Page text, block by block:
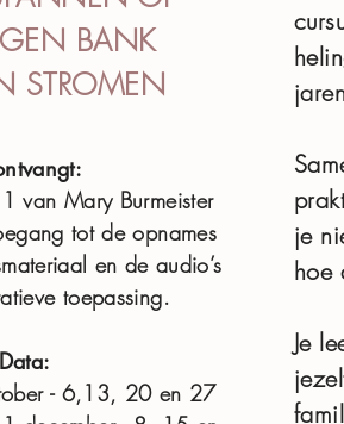
BANK
STROMEN
van Mary Burmeister
tot de opnames
en de audio’s
toepassing.
Data:
- 6,13, 20 en 27
je
hoe
Je